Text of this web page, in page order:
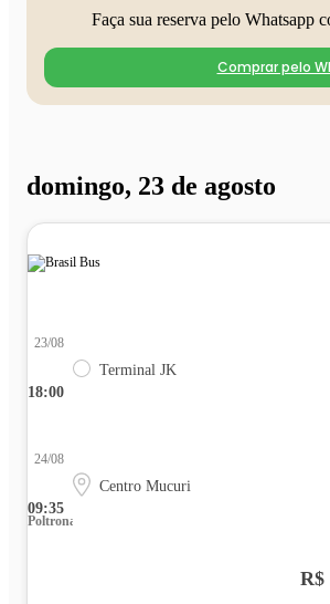
Faça sua reserva pelo Whatsapp
Comprar pelo
domingo, 23 de agosto
18:00
23/08
Terminal JK
09:35
24/08
Centro Mucuri
Poltrona
R$